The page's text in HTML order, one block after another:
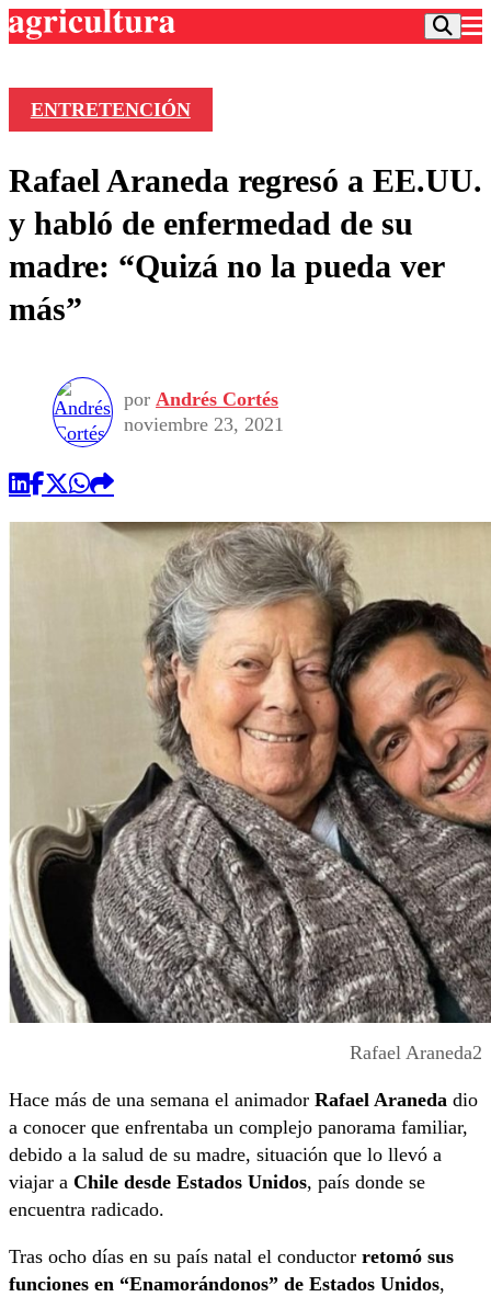
Frecuencias
Agricultura TV
Deportes
Colo Colo
Torneo Internacional
Torneo Nacional
Entretención
Internacional
Nacional
Programas
Comercial
ENTRETENCIÓN
Rafael Araneda regresó a EE.UU.
y habló de enfermedad de su
madre: “Quizá no la pueda ver
más”
por Andrés Cortés
noviembre 23, 2021
Rafael Araneda2
Hace más de una semana el animador Rafael Araneda dio
a conocer que enfrentaba un complejo panorama familiar,
debido a la salud de su madre, situación que lo llevó a
viajar a Chile desde Estados Unidos, país donde se
encuentra radicado.
Tras ocho días en su país natal el conductor retomó sus
funciones en “Enamorándonos” de Estados Unidos,